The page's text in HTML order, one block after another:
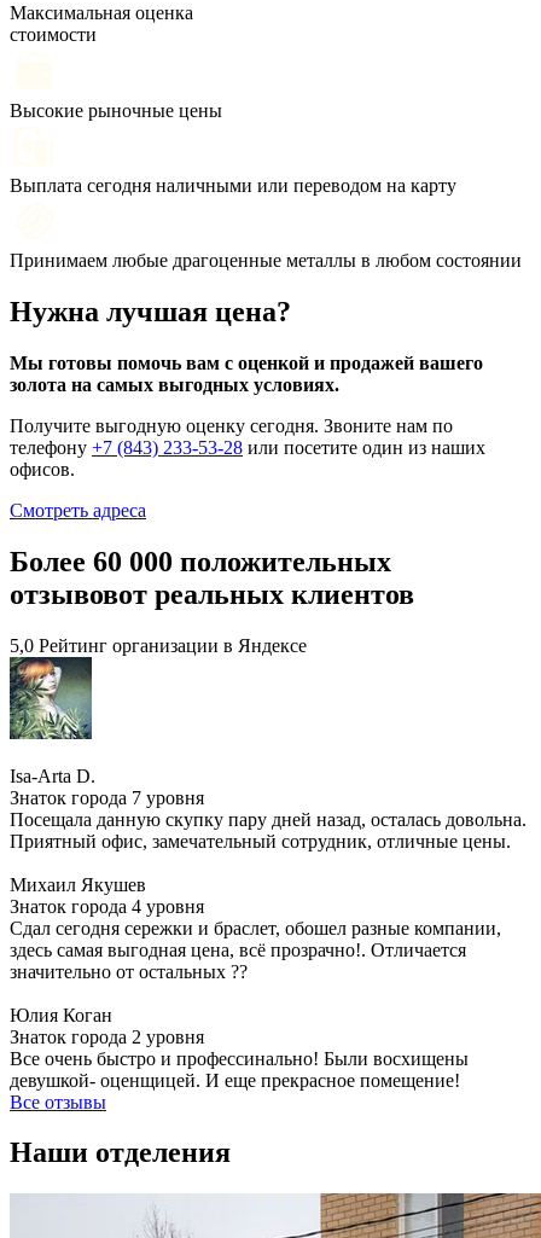
Максимальная оценка
стоимости
Высокие рыночные цены
Выплата сегодня наличными или переводом на карту
Принимаем любые драгоценные металлы в любом состоянии
Нужна лучшая цена?
Мы готовы помочь вам с оценкой и продажей вашего
золота на самых выгодных условиях.
Получите выгодную оценку сегодня. Звоните нам по
телефону +7 (843) 233-53-28 или посетите один из наших
офисов.
Смотреть адреса
Более 60 000 положительных
отзывовот реальных клиентов
5,0 Рейтинг организации в Яндексе
Isa-Arta D.
Знаток города 7 уровня
Посещала данную скупку пару дней назад, осталась довольна.
Приятный офис, замечательный сотрудник, отличные цены.
Михаил Якушев
Знаток города 4 уровня
Сдал сегодня сережки и браслет, обошел разные компании,
здесь самая выгодная цена, всё прозрачно!. Отличается
значительно от остальных ??
Юлия Коган
Знаток города 2 уровня
Все очень быстро и профессинально! Были восхищены
девушкой- оценщицей. И еще прекрасное помещение!
Все отзывы
Наши отделения